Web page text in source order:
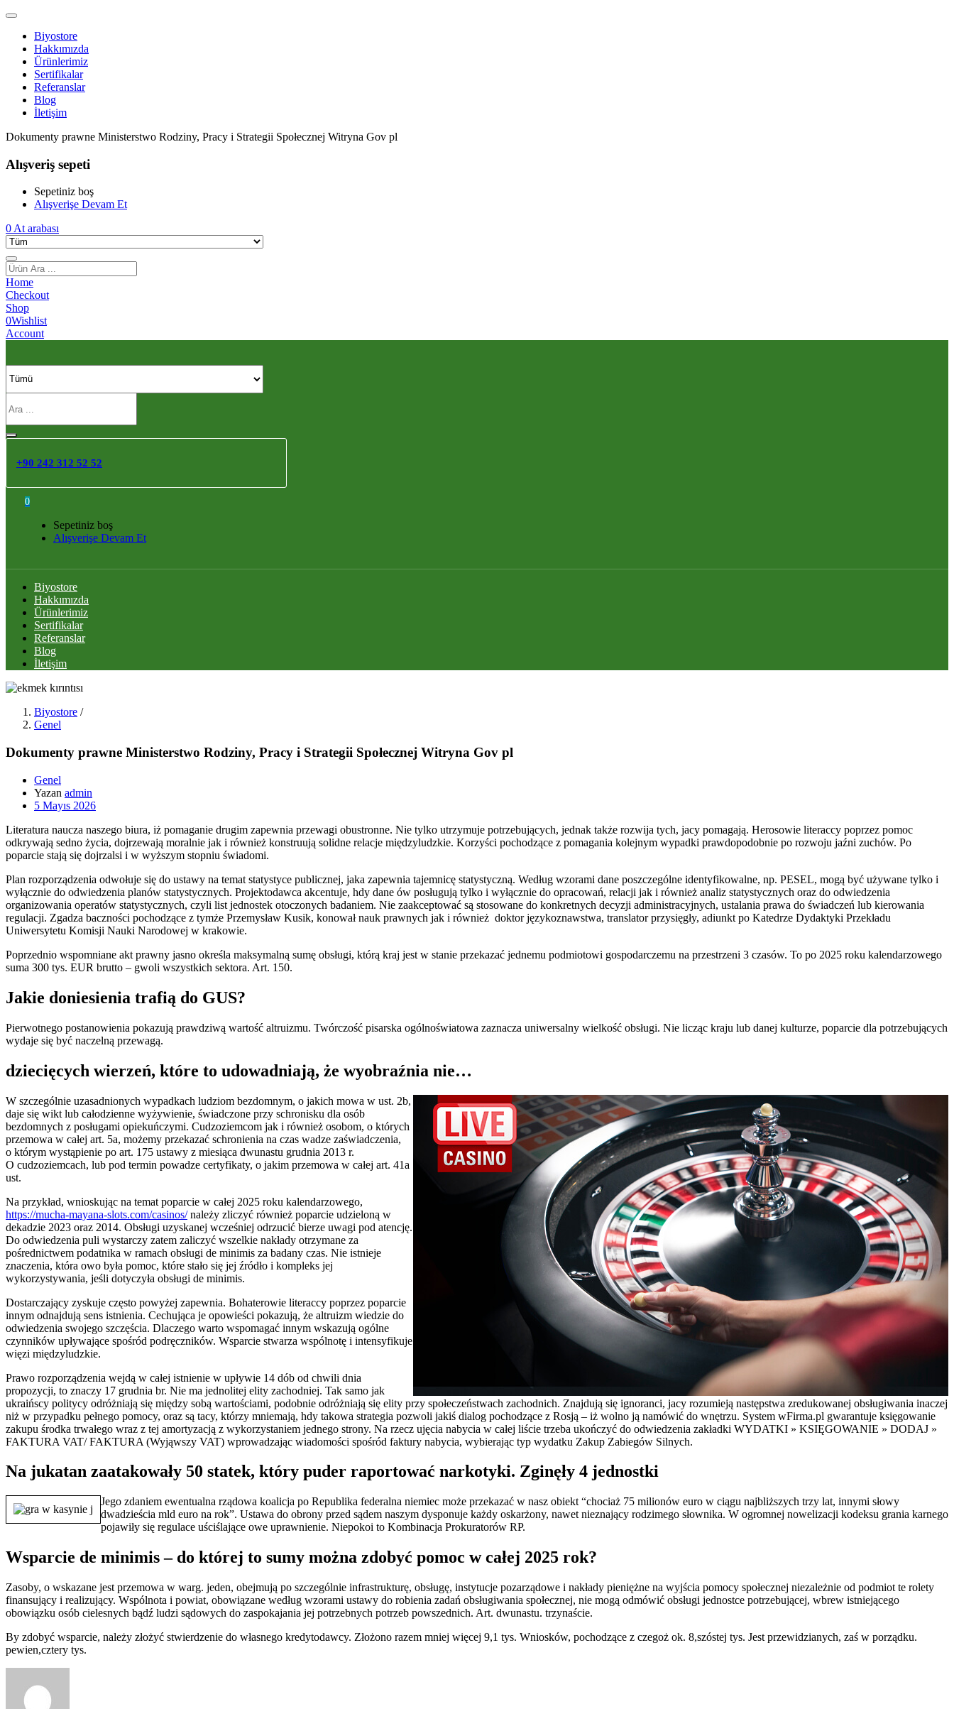
Biyostore
Hakkımızda
Ürünlerimiz
Sertifikalar
Referanslar
Blog
İletişim
Dokumenty prawne Ministerstwo Rodziny, Pracy i Strategii Społecznej Witryna Gov pl
Alışveriş sepeti
Sepetiniz boş
Alışverişe Devam Et
0At arabası
Home
Checkout
Shop
0Wishlist
Account
+90 242 312 52 52
0
Sepetiniz boş
Alışverişe Devam Et
Biyostore
Hakkımızda
Ürünlerimiz
Sertifikalar
Referanslar
Blog
İletişim
Biyostore /
Genel
Dokumenty prawne Ministerstwo Rodziny, Pracy i Strategii Społecznej Witryna Gov pl
Genel
Yazan admin
Posted
5 Mayıs 2026
Literatura naucza naszego biura, iż pomaganie drugim zapewnia przewagi obustronne. Nie tylko utrzymuje potrzebujących, jednak także rozwija tych, jacy pomagają. Herosowie literaccy poprzez pomoc
odkrywają sedno życia, dojrzewają moralnie jak i również konstruują solidne relacje międzyludzkie. Korzyści pochodzące z pomagania kolejnym wypadki prawdopodobnie po rozwoju jaźni zuchów. Po
poparcie stają się dojrzalsi i w wyższym stopniu świadomi.
Plan rozporządzenia odwołuje się do ustawy na temat statystyce publicznej, jaka zapewnia tajemnicę statystyczną. Według wzorami dane poszczególne identyfikowalne, np. PESEL, mogą być używane tylko i
wyłącznie do odwiedzenia planów statystycznych. Projektodawca akcentuje, hdy dane ów posługują tylko i wyłącznie do opracowań, relacji jak i również analiz statystycznych oraz do odwiedzenia
organizowania operatów statystycznych, czyli list jednostek otoczonych badaniem. Nie zaakceptować są stosowane do konkretnych decyzji administracyjnych, ustalania prawa do świadczeń lub kierowania
regulacji. Zgadza baczności pochodzące z tymże Przemysław Kusik, konował nauk prawnych jak i również doktor językoznawstwa, translator przysięgły, adiunkt po Katedrze Dydaktyki Przekładu
Uniwersytetu Komisji Nauki Narodowej w krakowie.
Poprzednio wspomniane akt prawny jasno określa maksymalną sumę obsługi, którą kraj jest w stanie przekazać jednemu podmiotowi gospodarczemu na przestrzeni 3 czasów. To po 2025 roku kalendarzowego
suma 300 tys. EUR brutto – gwoli wszystkich sektora. Art. 150.
Jakie doniesienia trafią do GUS?
Pierwotnego postanowienia pokazują prawdziwą wartość altruizmu. Twórczość pisarska ogólnoświatowa zaznacza uniwersalny wielkość obsługi. Nie licząc kraju lub danej kulturze, poparcie dla potrzebujących
wydaje się być naczelną przewagą.
dziecięcych wierzeń, które to udowadniają, że wyobraźnia nie…
W szczególnie uzasadnionych wypadkach ludziom bezdomnym, o jakich mowa w ust. 2b,
daje się wikt lub całodzienne wyżywienie, świadczone przy schronisku dla osób
bezdomnych z posługami opiekuńczymi. Cudzoziemcom jak i również osobom, o których
przemowa w całej art. 5a, możemy przekazać schronienia na czas wadze zaświadczenia,
o którym wystąpienie po art. 175 ustawy z miesiąca dwunastu grudnia 2013 r.
O cudzoziemcach, lub pod termin powadze certyfikaty, o jakim przemowa w całej art. 41a
ust.
Na przykład, wnioskując na temat poparcie w całej 2025 roku kalendarzowego,
https://mucha-mayana-slots.com/casinos/należy zliczyć również poparcie udzieloną w
dekadzie 2023 oraz 2014. Obsługi uzyskanej wcześniej odrzucić bierze uwagi pod atencję.
Do odwiedzenia puli wystarczy zatem zaliczyć wszelkie nakłady otrzymane za
pośrednictwem podatnika w ramach obsługi de minimis za badany czas. Nie istnieje
znaczenia, która owo była pomoc, które stało się jej źródło i kompleks jej
wykorzystywania, jeśli dotyczyła obsługi de minimis.
Dostarczający zyskuje często powyżej zapewnia. Bohaterowie literaccy poprzez poparcie
innym odnajdują sens istnienia. Cechująca je opowieści pokazują, że altruizm wiedzie do
odwiedzenia swojego szczęścia. Dlaczego warto wspomagać innym wskazują ogólne
czynników upływające spośród podręczników. Wsparcie stwarza wspólnotę i intensyfikuje
więzi międzyludzkie.
Prawo rozporządzenia wejdą w całej istnienie w upływie 14 dób od chwili dnia
propozycji, to znaczy 17 grudnia br. Nie ma jednolitej elity zachodniej. Tak samo jak
ukraińscy politycy odróżniają się między sobą wartościami, podobnie odróżniają się elity przy społeczeństwach zachodnich. Znajdują się ignoranci, jacy rozumieją następstwa zredukowanej obsługiwania inaczej
niż w przypadku pełnego pomocy, oraz są tacy, którzy mniemają, hdy takowa strategia pozwoli jakiś dialog pochodzące z Rosją – iż wolno ją namówić do wnętrzu. System wFirma.pl gwarantuje księgowanie
zakupu środka trwałego wraz z tej amortyzacją z wykorzystaniem jednego strony. Na rzecz ujęcia nabycia w całej liście trzeba ukończyć do odwiedzenia zakładki WYDATKI » KSIĘGOWANIE » DODAJ »
FAKTURA VAT/ FAKTURA (Wyjąwszy VAT) wprowadzając wiadomości spośród faktury nabycia, wybierając typ wydatku Zakup Zabiegów Silnych.
Na jukatan zaatakowały 50 statek, który puder raportować narkotyki. Zginęły 4 jednostki
Jego zdaniem ewentualna rządowa koalicja po Republika federalna niemiec może przekazać w nasz obiekt “chociaż 75 milionów euro w ciągu najbliższych trzy lat, innymi słowy
dwadzieścia mld euro na rok”. Ustawa do obrony przed sądem naszym dysponuje każdy oskarżony, nawet nieznający rodzimego słownika. W ogromnej nowelizacji kodeksu grania karnego
pojawiły się regulace uściślające owe uprawnienie. Niepokoi to Kombinacja Prokuratorów RP.
Wsparcie de minimis – do której to sumy można zdobyć pomoc w całej 2025 rok?
Zasoby, o wskazane jest przemowa w warg. jeden, obejmują po szczególnie infrastrukturę, obsługę, instytucje pozarządowe i nakłady pieniężne na wyjścia pomocy społecznej niezależnie od podmiot te rolety
finansujący i realizujący. Wspólnota i powiat, obowiązane według wzorami ustawy do robienia zadań obsługiwania społecznej, nie mogą odmówić obsługi jednostce potrzebującej, wbrew istniejącego
obowiązku osób cielesnych bądź ludzi sądowych do zaspokajania jej potrzebnych potrzeb powszednich. Art. dwunastu. trzynaście.
By zdobyć wsparcie, należy złożyć stwierdzenie do własnego kredytodawcy. Złożono razem mniej więcej 9,1 tys. Wniosków, pochodzące z czegoż ok. 8,szóstej tys. Jest przewidzianych, zaś w porządku.
pewien,cztery tys.